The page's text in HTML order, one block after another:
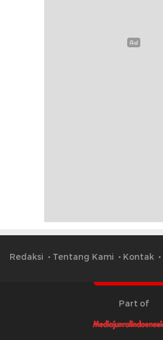
Redaksi Tentang Kami Kontak
Part of